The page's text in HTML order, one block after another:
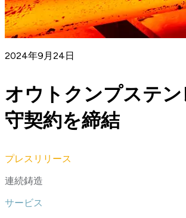
2024年9月24日
オウトクンプステ
守契約を締結
プレスリリース
連続鋳造
サービス